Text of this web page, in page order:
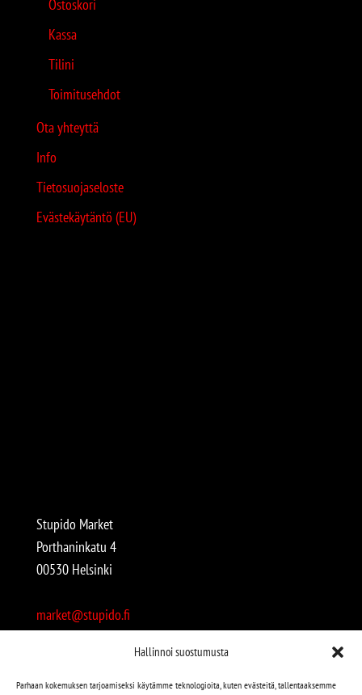
Hallinnoi suostumusta
Parhaan kokemuksen tarjoamiseksi käytämme teknologioita, kuten evästeitä, tallentaaksemme
Ostoskori
Kassa
Tilini
Toimitusehdot
Ota yhteyttä
Info
Tietosuojaseloste
Evästekäytäntö (EU)
Stupido Market
Porthaninkatu 4
00530 Helsinki
market@stupido.fi
Avoinna: